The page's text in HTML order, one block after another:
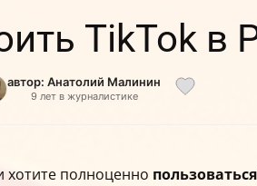
TikTok в
автор: Анатолий Малинин
9 лет в журналистике
хотите полноценно